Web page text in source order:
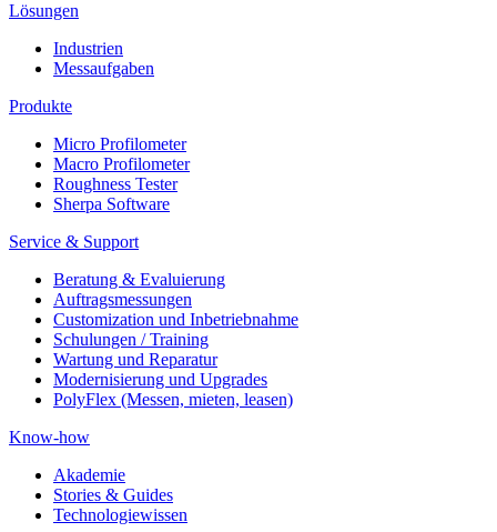
Lösungen
Industrien
Messaufgaben
Produkte
Micro Profilometer
Macro Profilometer
Roughness Tester
Sherpa Software
Service & Support
Beratung & Evaluierung
Auftragsmessungen
Customization und Inbetriebnahme
Schulungen / Training
Wartung und Reparatur
Modernisierung und Upgrades
PolyFlex (Messen, mieten, leasen)
Know-how
Akademie
Stories & Guides
Technologiewissen